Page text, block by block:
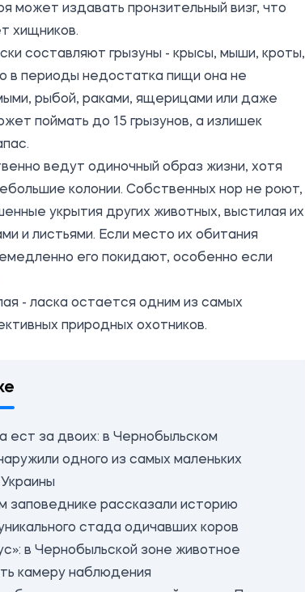
может издавать пронзительный визг, что
хищников.
составляют грызуны - крысы, мыши, кроты,
в периоды недостатка пищи она не
рыбой, раками, ящерицами или даже
поймать до 15 грызунов, а излишек
ведут одиночный образ жизни, хотя
колонии. Собственных нор не роют,
укрытия других животных, выстилая их
и листьями. Если место их обитания
его покидают, особенно если
- ласка остается одним из самых
природных охотников.
ест за двоих: в Чернобыльском
одного из самых маленьких
заповеднике рассказали историю
стада одичавших коров
в Чернобыльской зоне животное
камеру наблюдения